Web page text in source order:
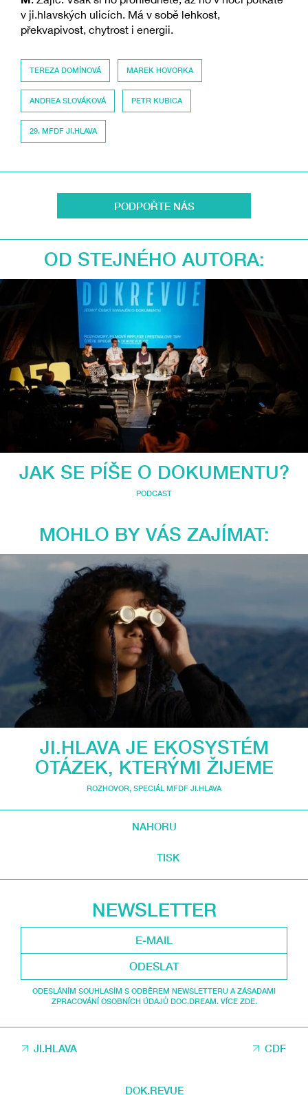
v ji.hlavských ulicích. Má v sobě lehkost,
překvapivost, chytrost i energii.
TEREZA DOMÍNOVÁ MAREK HOVORKA
ANDREA SLOVÁKOVÁ PETR KUBICA
29. MFDF JI.HLAVA
PODPOŘTE NÁS
OD STEJNÉHO AUTORA:
JAK SE PÍŠE O DOKUMENTU?
PODCAST
MOHLO BY VÁS ZAJÍMAT:
JI.HLAVA JE EKOSYSTÉM
OTÁZEK, KTERÝMI ŽIJEME
ROZHOVOR, SPECIÁL MFDF JI.HLAVA
NAHORU
TISK
NEWSLETTER
ODESLAT
ODESLÁNÍM SOUHLASÍM S ODBĚREM NEWSLETTERU A ZÁSADAMI
ZPRACOVÁNÍ OSOBNÍCH ÚDAJŮ DOC.DREAM. VÍCE ZDE.
JI.HLAVA CDF
DOK.REVUE